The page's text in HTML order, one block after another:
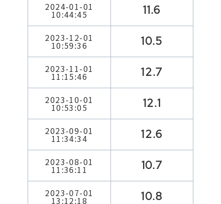
2024-01-01
10:44:45 11.6
2023-12-01
10:59:36 10.5
2023-11-01
11:15:46 12.7
2023-10-01
10:53:05 12.1
2023-09-01
11:34:34 12.6
2023-08-01
11:36:11 10.7
2023-07-01
13:12:18 10.8